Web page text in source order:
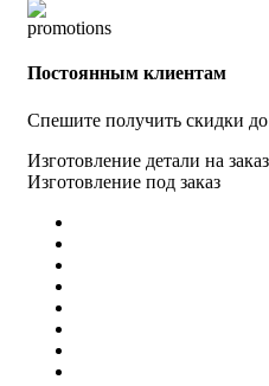
Постоянным клиентам
Спешите получить скидки
Изготовление детали на
Изготовление под заказ